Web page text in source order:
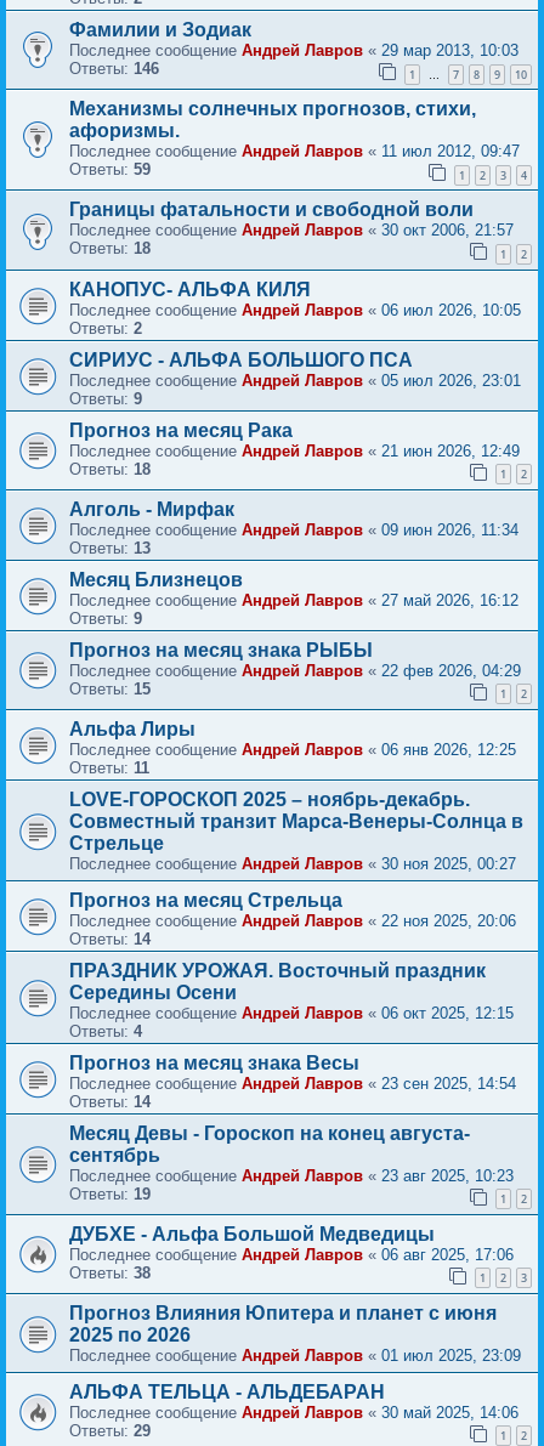
Фамилии и Зодиак
Последнее сообщение Андрей Лавров « 29 мар 2013, 10:03
Ответы: 146 1 … 7 8 9 10
Механизмы солнечных прогнозов, стихи,
афоризмы.
Последнее сообщение Андрей Лавров « 11 июл 2012, 09:47
Ответы: 59 1 2 3 4
Границы фатальности и свободной воли
Последнее сообщение Андрей Лавров « 30 окт 2006, 21:57
Ответы: 18 1 2
КАНОПУС- АЛЬФА КИЛЯ
Последнее сообщение Андрей Лавров « 06 июл 2026, 10:05
Ответы: 2
СИРИУС - АЛЬФА БОЛЬШОГО ПСА
Последнее сообщение Андрей Лавров « 05 июл 2026, 23:01
Ответы: 9
Прогноз на месяц Рака
Последнее сообщение Андрей Лавров « 21 июн 2026, 12:49
Ответы: 18 1 2
Алголь - Мирфак
Последнее сообщение Андрей Лавров « 09 июн 2026, 11:34
Ответы: 13
Месяц Близнецов
Последнее сообщение Андрей Лавров « 27 май 2026, 16:12
Ответы: 9
Прогноз на месяц знака РЫБЫ
Последнее сообщение Андрей Лавров « 22 фев 2026, 04:29
Ответы: 15 1 2
Альфа Лиры
Последнее сообщение Андрей Лавров « 06 янв 2026, 12:25
Ответы: 11
LOVE-ГОРОСКОП 2025 – ноябрь-декабрь.
Совместный транзит Марса-Венеры-Солнца в
Стрельце
Последнее сообщение Андрей Лавров « 30 ноя 2025, 00:27
Прогноз на месяц Стрельца
Последнее сообщение Андрей Лавров « 22 ноя 2025, 20:06
Ответы: 14
ПРАЗДНИК УРОЖАЯ. Восточный праздник
Середины Осени
Последнее сообщение Андрей Лавров « 06 окт 2025, 12:15
Ответы: 4
Прогноз на месяц знака Весы
Последнее сообщение Андрей Лавров « 23 сен 2025, 14:54
Ответы: 14
Месяц Девы - Гороскоп на конец августа-
сентябрь
Последнее сообщение Андрей Лавров « 23 авг 2025, 10:23
Ответы: 19 1 2
ДУБХЕ - Альфа Большой Медведицы
Последнее сообщение Андрей Лавров « 06 авг 2025, 17:06
Ответы: 38 1 2 3
Прогноз Влияния Юпитера и планет с июня
2025 по 2026
Последнее сообщение Андрей Лавров « 01 июл 2025, 23:09
АЛЬФА ТЕЛЬЦА - АЛЬДЕБАРАН
Последнее сообщение Андрей Лавров « 30 май 2025, 14:06
Ответы: 29 1 2